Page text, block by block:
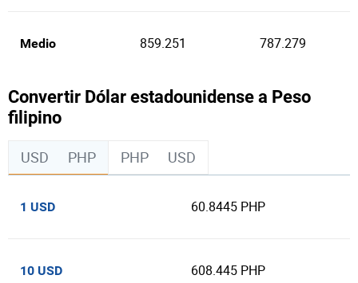
Medio 859.251 787.279
Convertir Dólar estadounidense a Peso
filipino
USD PHP PHP USD
1 USD 60.8445 PHP
10 USD 608.445 PHP